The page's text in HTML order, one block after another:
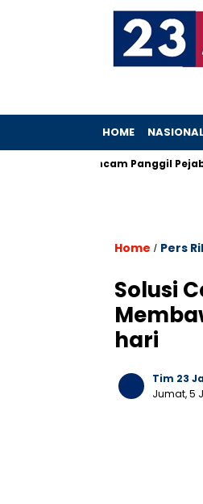
HOME NASIONAL
KPK Ancam Panggil Pejabat
Home / Pers
Solusi
hari
Tim 23
Jumat, 5